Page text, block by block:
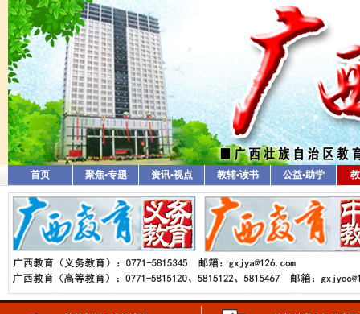
首页 聚焦•专题 资讯•视点 教辅•读书 公益•助学